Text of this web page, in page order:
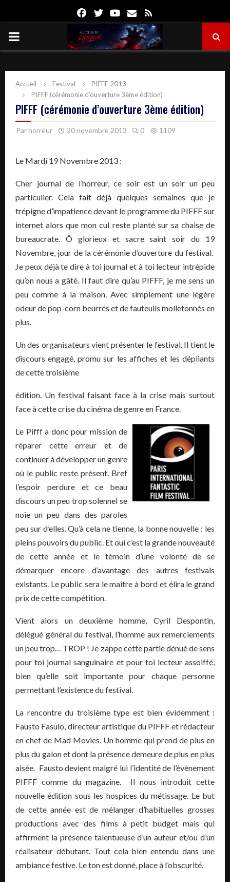
FacebookTwitterYoutube
Email
PRIMARY
Accueil Festival
PIFFF 2013
PIFFF (cérémonie d’ouverture 3ème édition)
PIFFF (cérémonie d’ouverture 3ème édition)
Parhorreur 20 novembre 2013 0 1109
Le Mardi 19 Novembre 2013 :
Cher journal de l’horreur, ce soir est un soir un peu
particulier. Cela fait déjà quelques semaines que je
trépigne d’impatience devant le programme du PIFFF sur
internet alors que mon cul reste planté sur sa chaise de
bureaucrate. Ô glorieux et sacre saint soir du 19
Novembre, jour de la cérémonie d’ouverture du festival.
Je peux déjà te dire à toi journal et à toi lecteur intrépide
qu’on nous a gâté. Il faut dire qu’au PIFFF, je me sens un
peu comme à la maison. Avec simplement une légère
odeur de pop-corn beurrés et de fauteuils molletonnés en
plus.
Un des organisateurs vient présenter le festival. Il tient le
discours engagé, promu sur les affiches et les dépliants
de cette troisième
édition. Un festival faisant face à la crise mais surtout
face à cette crise du cinéma de genre en France.
Le Pifff a donc pour mission de
réparer cette erreur et de
continuer à développer un genre
où le public reste présent. Bref
l’espoir perdure et ce beau
discours un peu trop solennel se
noie un peu dans des paroles
peu sur d’elles. Qu’à cela ne tienne, la bonne nouvelle : les
pleins pouvoirs du public. Et oui c’est la grande nouveauté
de cette année et le témoin d’une volonté de se
démarquer encore d’avantage des autres festivals
existants. Le public sera le maître à bord et élira le grand
prix de cette compétition.
Vient alors un deuxième homme, Cyril Despontin,
délégué général du festival, l’homme aux remerciements
un peu trop… TROP ! Je zappe cette partie dénué de sens
pour toi journal sanguinaire et pour toi lecteur assoiffé,
bien qu’elle soit importante pour chaque personne
permettant l’existence du festival.
La rencontre du troisième type est bien évidemment :
Fausto Fasulo, directeur artistique du PIFFF et rédacteur
en chef de Mad Movies. Un homme qui prend de plus en
plus du galon et dont la présence demeure de plus en plus
aisée. Fausto devient malgré lui l’identité de l’évènement
PIFFF comme du magazine. Il nous introduit cette
nouvelle édition sous les hospices du métissage. Le but
de cette année est de mélanger d’habituelles grosses
productions avec des films à petit budget mais qui
affirment la présence talentueuse d’un auteur et/ou d’un
réalisateur débutant. Tout cela bien entendu dans une
ambiance festive. Le ton est donné, place à l’obscurité.